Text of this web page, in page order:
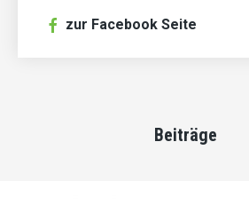
zur Facebook Seite
Beiträge